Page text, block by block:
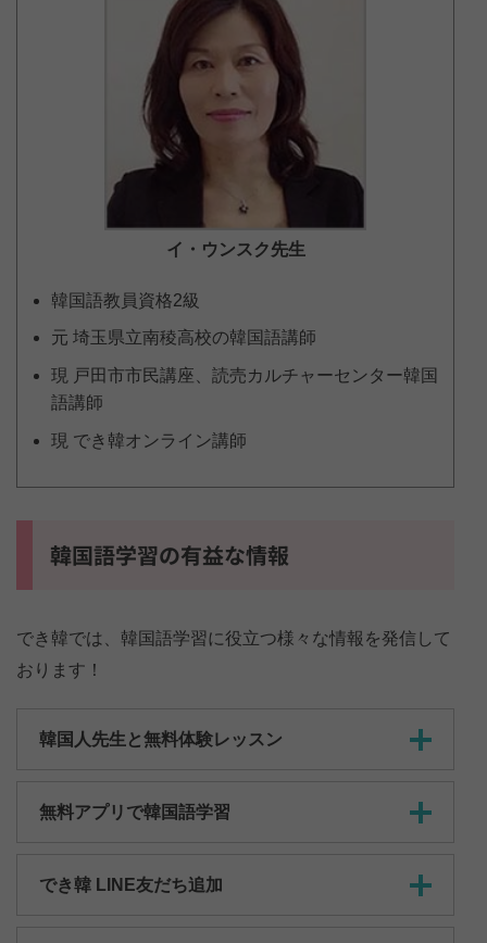
イ・ウンスク先生
韓国語教員資格2級
元 埼玉県立南稜高校の韓国語講師
現 戸田市市民講座、読売カルチャーセンター韓国
語講師
現 でき韓オンライン講師
韓国語学習の有益な情報
でき韓では、韓国語学習に役立つ様々な情報を発信して
おります！
韓国人先生と無料体験レッスン
無料アプリで韓国語学習
でき韓 LINE友だち追加